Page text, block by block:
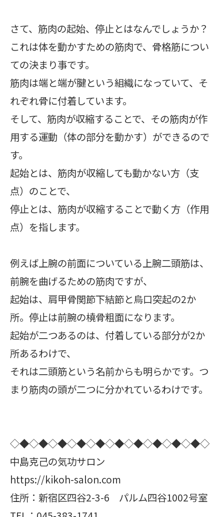
さて、筋肉の起始、停止とはなんでしょうか？
これは体を動かすための筋肉で、骨格筋につい
ての決まり事です。
筋肉は端と端が腱という組織になっていて、そ
れぞれ骨に付着しています。
そして、筋肉が収縮することで、その筋肉が作
用する運動（体の部分を動かす）ができるので
す。
起始とは、筋肉が収縮しても動かない方（支
点）のことで、
停止とは、筋肉が収縮することで動く方（作用
点）を指します。
例えば上腕の前面についている上腕二頭筋は、
前腕を曲げるための筋肉ですが、
起始は、肩甲骨関節下結節と烏口突起の2か
所。停止は前腕の橈骨粗面になります。
起始が二つあるのは、付着している部分が2か
所あるわけで、
それは二頭筋という名前からも明らかです。つ
まり筋肉の頭が二つに分かれているわけです。
◇◆◇◆◇◆◇◆◇◆◇◆◇◆◇◆◇◆◇◆◇
中島克己の気功サロン
https://kikoh-salon.com
住所：新宿区四谷2-3-6 パルム四谷1002号室